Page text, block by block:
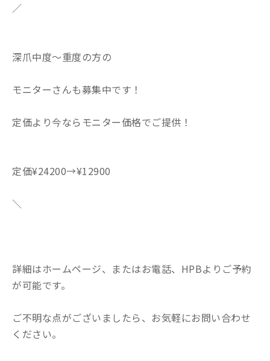
／
深爪中度〜重度の方の
モニターさんも募集中です！
定価より今ならモニター価格でご提供！
定価¥24200→¥12900
＼
詳細はホームページ、またはお電話、HPBよりご予約
が可能です。
ご不明な点がございましたら、お気軽にお問い合わせ
ください。